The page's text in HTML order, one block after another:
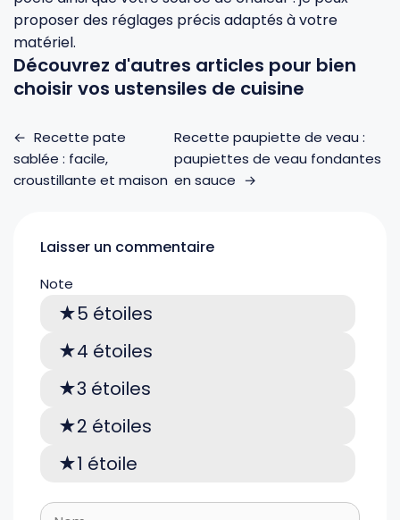
proposer des réglages précis adaptés à votre
matériel.
Découvrez d'autres articles pour bien
choisir vos ustensiles de cuisine
← Recette pate
sablée : facile,
croustillante et maison
Recette paupiette de veau :
paupiettes de veau fondantes
en sauce →
Laisser un commentaire
Note
5 étoiles
4 étoiles
3 étoiles
2 étoiles
1 étoile